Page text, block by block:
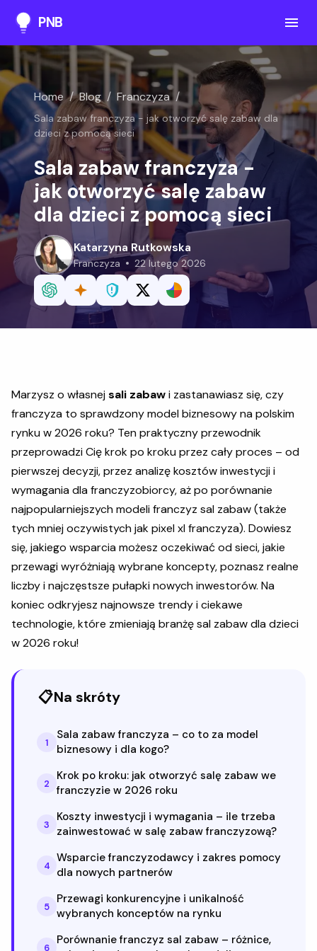
PNB
Home / Blog / Franczyza /
Sala zabaw franczyza - jak otworzyć salę zabaw dla
dzieci z pomocą sieci
Sala zabaw franczyza -
jak otworzyć salę zabaw
dla dzieci z pomocą sieci
Katarzyna Rutkowska
franczyza 22 lutego 2026
Marzysz o własnejsali zabawi zastanawiasz się, czy
franczyza to sprawdzony model biznesowy na polskim
rynku w 2026 roku? Ten praktyczny przewodnik
przeprowadzi Cię krok po kroku przez cały proces – od
pierwszej decyzji, przez analizę kosztów inwestycji i
wymagania dla franczyzobiorcy, aż po porównanie
najpopularniejszych modeli franczyz sal zabaw (także
tych mniej oczywistych jak pixel xl franczyza). Dowiesz
się, jakiego wsparcia możesz oczekiwać od sieci, jakie
przewagi wyróżniają wybrane koncepty, poznasz realne
liczby i najczęstsze pułapki nowych inwestorów. Na
koniec odkryjesz najnowsze trendy i ciekawe
technologie, które zmieniają branżę sal zabaw dla dzieci
w 2026 roku!
📋Na skróty
1
Sala zabaw franczyza – co to za model
biznesowy i dla kogo?
2
Krok po kroku: jak otworzyć salę zabaw we
franczyzie w 2026 roku
3
Koszty inwestycji i wymagania – ile trzeba
zainwestować w salę zabaw franczyzową?
4
Wsparcie franczyzodawcy i zakres pomocy
dla nowych partnerów
5
Przewagi konkurencyjne i unikalność
wybranych konceptów na rynku
6
Porównanie franczyz sal zabaw – różnice,